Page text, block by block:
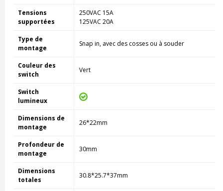
Tensions
supportées
250VAC 15A
125VAC 20A
Type de
montage
Snap in, avec des cosses ou à souder
Couleur des
switch
Vert
Switch
lumineux
Dimensions de
montage
26*22mm
Profondeur de
montage
30mm
Dimensions
totales
30.8*25.7*37mm